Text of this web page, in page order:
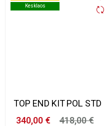
Kesklaos
Kesklaos
TOP END KIT POL STD
340,00 €
418,00 €